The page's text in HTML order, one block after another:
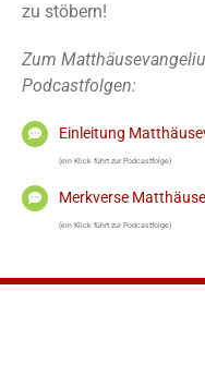
zu stöbern!
Zum
Podcastfolgen:
Einleitung
(ein Klick führt zur Podcastfolge)
Merkverse
(ein Klick führt zur Podcastfolge)